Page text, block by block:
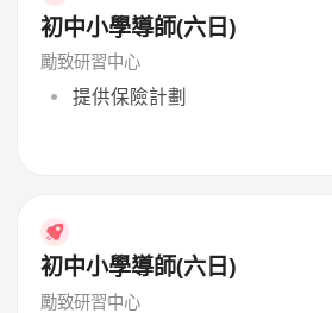
初中小學導師(六日)
勵致研習中心
提供保險計劃
初中小學導師(六日)
勵致研習中心